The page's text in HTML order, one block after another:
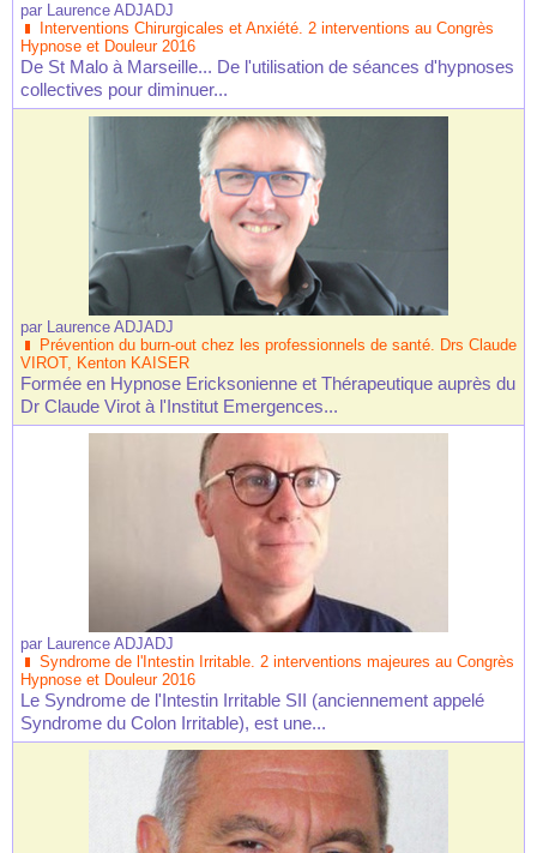
par Laurence ADJADJ
Interventions Chirurgicales et Anxiété. 2 interventions au Congrès
Hypnose et Douleur 2016
De St Malo à Marseille... De l'utilisation de séances d'hypnoses
collectives pour diminuer...
par Laurence ADJADJ
Prévention du burn-out chez les professionnels de santé. Drs Claude
VIROT, Kenton KAISER
Formée en Hypnose Ericksonienne et Thérapeutique auprès du
Dr Claude Virot à l'Institut Emergences...
par Laurence ADJADJ
Syndrome de l'Intestin Irritable. 2 interventions majeures au Congrès
Hypnose et Douleur 2016
Le Syndrome de l'Intestin Irritable SII (anciennement appelé
Syndrome du Colon Irritable), est une...